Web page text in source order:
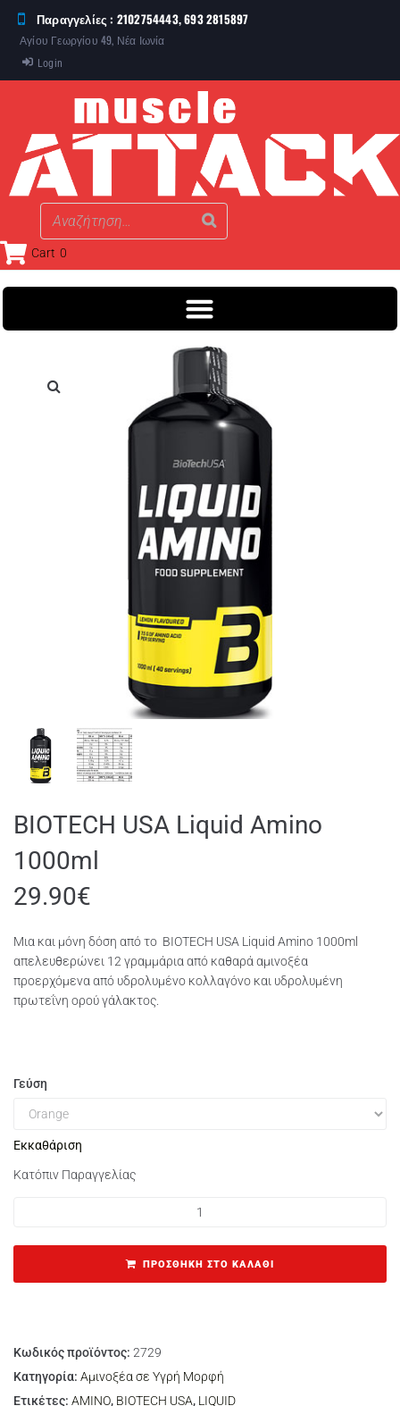
Παραγγελίες : 2102754443, 693 2815897
Αγίου Γεωργίου 49, Νέα Ιωνία
Login
Cart 0
BIOTECH USA Liquid Amino
1000ml
29.90€
Μια και μόνη δόση από το BIOTECH USA Liquid Amino 1000ml
απελευθερώνει 12 γραμμάρια από καθαρά αμινοξέα
προερχόμενα από υδρολυμένο κολλαγόνο και υδρολυμένη
πρωτεΐνη ορού γάλακτος.
Γεύση
Εκκαθάριση
Κατόπιν Παραγγελίας
ΠΡΟΣΘΉΚΗ ΣΤΟ ΚΑΛΆΘΙ
Κωδικός προϊόντος: 2729
Κατηγορία: Αμινοξέα σε Υγρή Μορφή
Ετικέτες: AMINO, BIOTECH USA, LIQUID